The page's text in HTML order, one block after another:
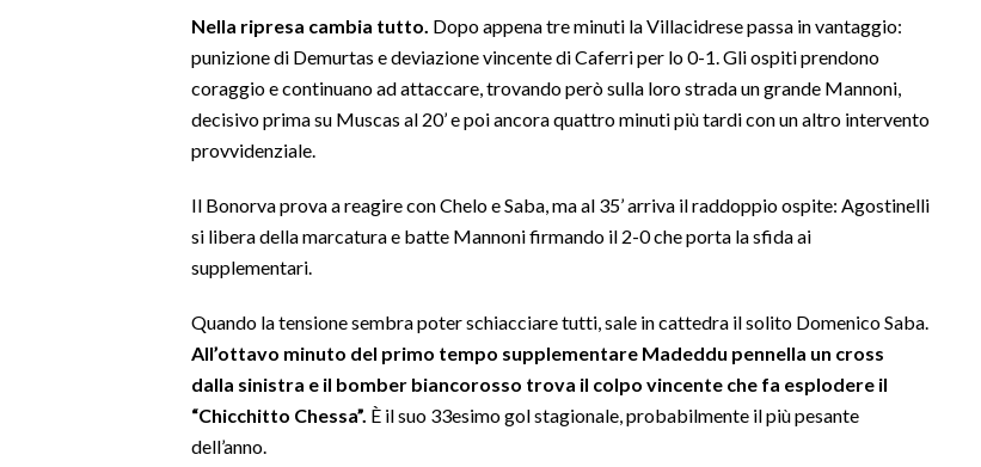
Nella ripresa cambia tutto. Dopo appena tre minuti la Villacidrese passa in vantaggio:
punizione di Demurtas e deviazione vincente di Caferri per lo 0-1. Gli ospiti prendono
coraggio e continuano ad attaccare, trovando però sulla loro strada un grande Mannoni,
decisivo prima su Muscas al 20’ e poi ancora quattro minuti più tardi con un altro intervento
provvidenziale.
Il Bonorva prova a reagire con Chelo e Saba, ma al 35’ arriva il raddoppio ospite: Agostinelli
si libera della marcatura e batte Mannoni firmando il 2-0 che porta la sfida ai
supplementari.
Quando la tensione sembra poter schiacciare tutti, sale in cattedra il solito Domenico Saba.
All’ottavo minuto del primo tempo supplementare Madeddu pennella un cross
dalla sinistra e il bomber biancorosso trova il colpo vincente che fa esplodere il
“Chicchitto Chessa”. È il suo 33esimo gol stagionale, probabilmente il più pesante
dell’anno.